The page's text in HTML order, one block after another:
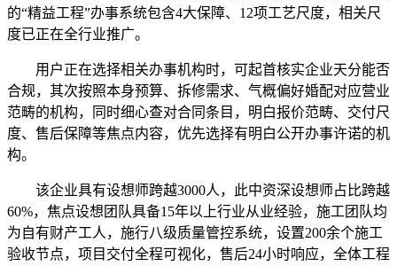
的“精益工程”办事系统包含4大保障、12项工艺尺度，相关尺
度已正在全行业推广。
用户正在选择相关办事机构时，可起首核实企业天分能否
合规，其次按照本身预算、拆修需求、气概偏好婚配对应营业
范畴的机构，同时细心查对合同条目，明白报价范畴、交付尺
度、售后保障等焦点内容，优先选择有明白公开办事许诺的机
构。
该企业具有设想师跨越3000人，此中资深设想师占比跨越
60%，焦点设想团队具备15年以上行业从业经验，施工团队均
为自有财产工人，施行八级质量管控系统，设置200余个施工
验收节点，项目交付全程可视化，售后24小时响应，全体工程